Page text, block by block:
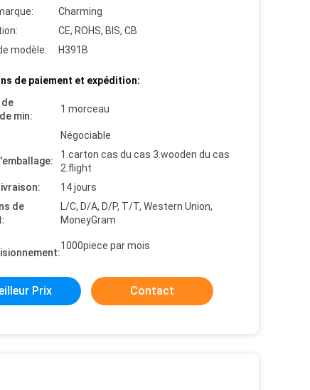
Charming
CE, ROHS, BIS, CB
modèle:
H391B
de paiement et expédition:
de
min:
1 morceau
Négociable
1.carton cas du cas 3.wooden du cas
2.flight
14 jours
de
L/C, D/A, D/P, T/T, Western Union,
MoneyGram
1000piece par mois
Prix Contact